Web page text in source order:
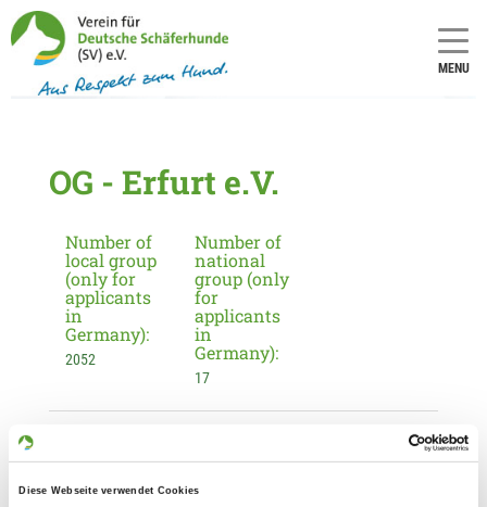
Diese Webseite verwendet Cookies
MENU
OG - Erfurt e.V.
Number of
local group
(only for
applicants
in
Germany):
2052
Number of
national
group (only
for
applicants
in
Germany):
17